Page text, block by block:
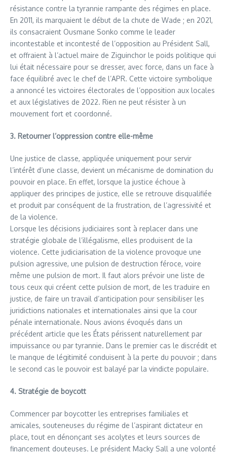
résistance contre la tyrannie rampante des régimes en place.
En 2011, ils marquaient le début de la chute de Wade ; en 2021,
ils consacraient Ousmane Sonko comme le leader
incontestable et incontesté de l’opposition au Président Sall,
et offraient à l’actuel maire de Ziguinchor le poids politique qui
lui était nécessaire pour se dresser, avec force, dans un face à
face équilibré avec le chef de l’APR. Cette victoire symbolique
a annoncé les victoires électorales de l’opposition aux locales
et aux législatives de 2022. Rien ne peut résister à un
mouvement fort et coordonné.
3. Retourner l’oppression contre elle-même
Une justice de classe, appliquée uniquement pour servir
l’intérêt d’une classe, devient un mécanisme de domination du
pouvoir en place. En effet, lorsque la justice échoue à
appliquer des principes de justice, elle se retrouve disqualifiée
et produit par conséquent de la frustration, de l’agressivité et
de la violence.
Lorsque les décisions judiciaires sont à replacer dans une
stratégie globale de l’illégalisme, elles produisent de la
violence. Cette judiciarisation de la violence provoque une
pulsion agressive, une pulsion de destruction féroce, voire
même une pulsion de mort. Il faut alors prévoir une liste de
tous ceux qui créent cette pulsion de mort, de les traduire en
justice, de faire un travail d’anticipation pour sensibiliser les
juridictions nationales et internationales ainsi que la cour
pénale internationale. Nous avions évoqués dans un
précédent article que les États périssent naturellement par
impuissance ou par tyrannie. Dans le premier cas le discrédit et
le manque de légitimité conduisent à la perte du pouvoir ; dans
le second cas le pouvoir est balayé par la vindicte populaire.
4. Stratégie de boycott
Commencer par boycotter les entreprises familiales et
amicales, souteneuses du régime de l’aspirant dictateur en
place, tout en dénonçant ses acolytes et leurs sources de
financement douteuses. Le président Macky Sall a une volonté